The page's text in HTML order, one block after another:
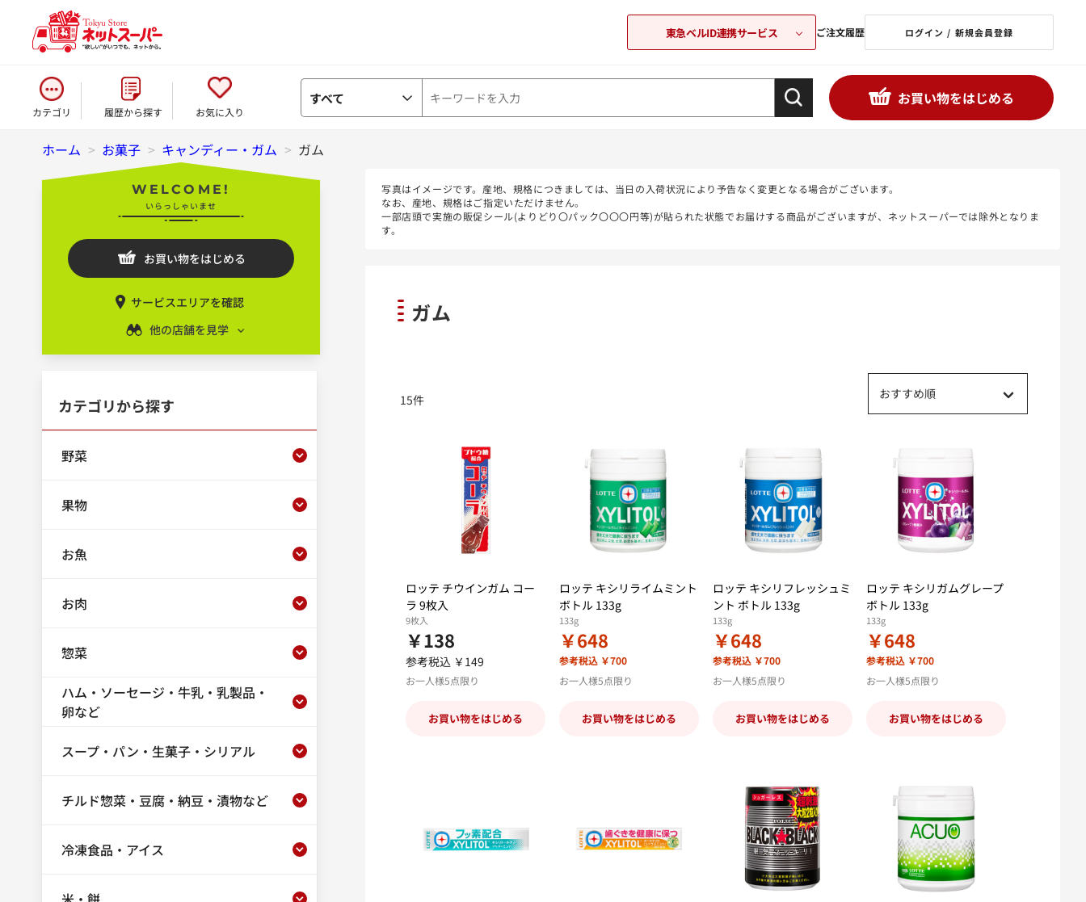
東急ベルID連携サービス ご注文履歴 ログイン / 新規会員登録
カテゴリ 履歴から探す お気に入り
すべて お買い物をはじめる
ホーム > お菓子 > キャンディー・ガム > ガム
WELCOME!
いらっしゃいませ
お買い物をはじめる
サービスエリアを確認
他の店舗を見学
カテゴリから探す
野菜
果物
お魚
お肉
惣菜
ハム・ソーセージ・牛乳・乳製品・
卵など
スープ・パン・生菓子・シリアル
チルド惣菜・豆腐・納豆・漬物など
冷凍食品・アイス
写真はイメージです。産地、規格につきましては、当日の入荷状況により予告なく変更となる場合がございます。
なお、産地、規格はご指定いただけません。
一部店頭で実施の販促シール(よりどり〇パック〇〇〇円等)が貼られた状態でお届けする商品がございますが、ネットスーパーでは除外となりま
す。
ガム
15件 おすすめ順
ロッテ チウインガム コー
ラ 9枚入
9枚入
￥138
参考税込 ￥149
お一人様5点限り
お買い物をはじめる
ロッテ キシリライムミント
ボトル 133g
133g
￥648
参考税込 ￥700
お一人様5点限り
お買い物をはじめる
ロッテ キシリフレッシュミ
ント ボトル 133g
133g
￥648
参考税込 ￥700
お一人様5点限り
お買い物をはじめる
ロッテ キシリガムグレープ
ボトル 133g
133g
￥648
参考税込 ￥700
お一人様5点限り
お買い物をはじめる